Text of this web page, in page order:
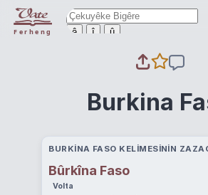
Ferheng ê î û
Burkina
BURKINA FASO KELIMESININ
Bûrkîna Faso
Volta